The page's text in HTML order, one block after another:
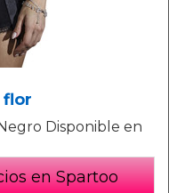
flor
Disponible en
en Spartoo